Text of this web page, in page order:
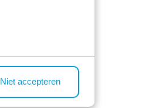
Niet accepteren